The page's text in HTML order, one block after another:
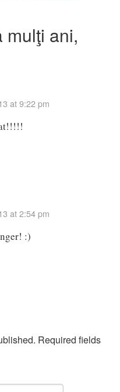
mulţi ani,
at 9:22 pm
at 2:54 pm
:)
Required fields